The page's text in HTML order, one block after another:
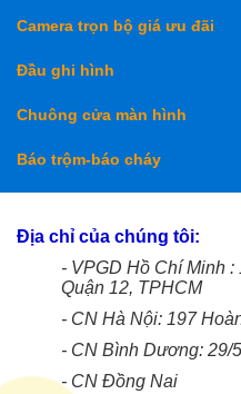
Camera trọn bộ giá ưu đãi
Đầu ghi hình
Chuông cửa màn hình
Báo trộm-báo cháy
Địa chỉ của chúng tôi:
- VPGD Hồ Chí Minh :
Quận 12, TPHCM
- CN Hà Nội: 197
- CN Bình Dương: 29/
- CN Đồng Nai